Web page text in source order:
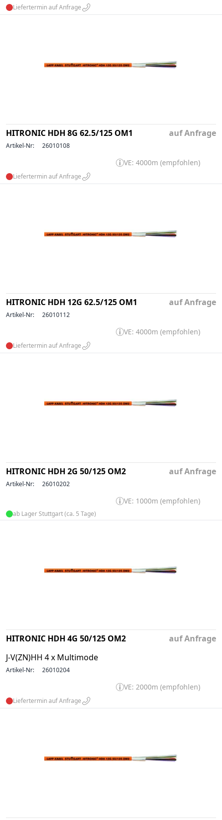
Liefertermin auf Anfrage
HITRONIC HDH 8G 62.5/125 OM1 auf Anfrage
Artikel-Nr: 26010108
VE: 4000m (empfohlen)
Liefertermin auf Anfrage
HITRONIC HDH 12G 62.5/125 OM1 auf Anfrage
Artikel-Nr: 26010112
VE: 4000m (empfohlen)
Liefertermin auf Anfrage
HITRONIC HDH 2G 50/125 OM2 auf Anfrage
Artikel-Nr: 26010202
VE: 1000m (empfohlen)
ab Lager Stuttgart (ca. 5 Tage)
HITRONIC HDH 4G 50/125 OM2
J-V(ZN)HH 4 x Multimode
auf Anfrage
Artikel-Nr: 26010204
VE: 2000m (empfohlen)
Liefertermin auf Anfrage